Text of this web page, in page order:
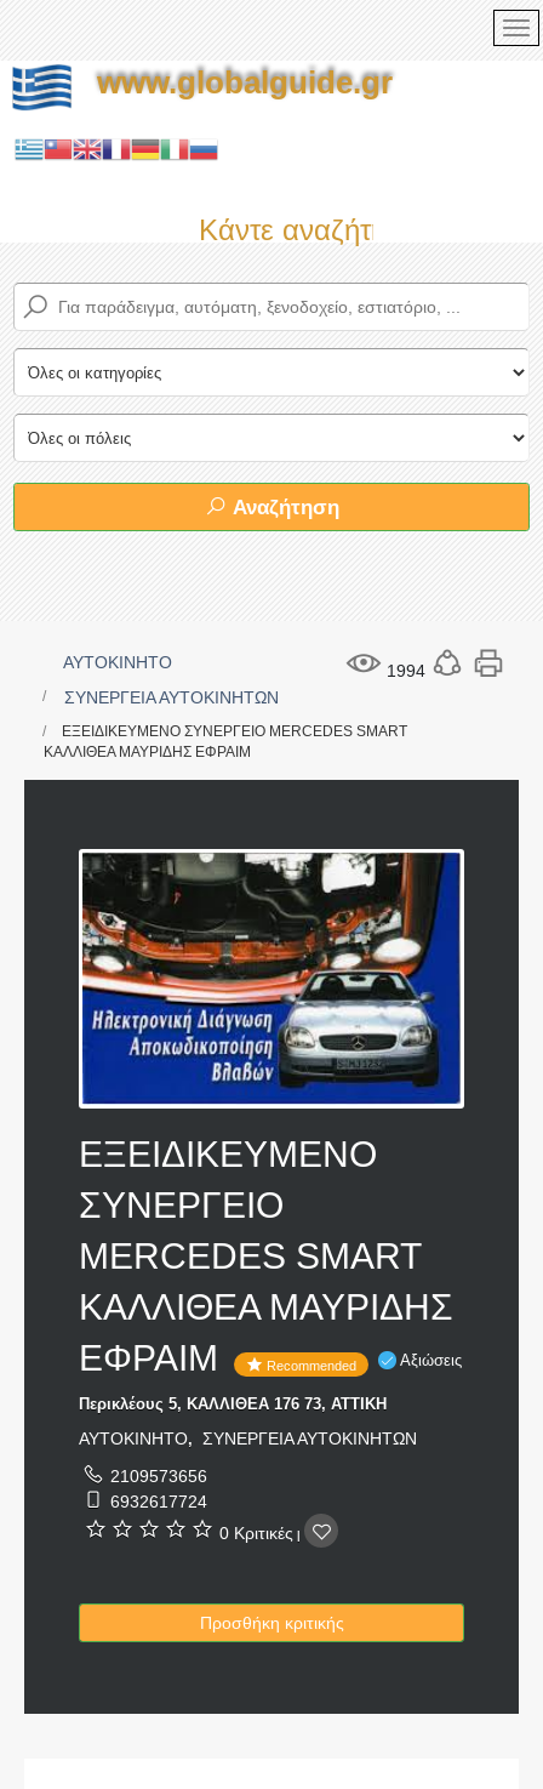
www.globalguide.gr
Κάντε αναζήτηση τώρα
Αναζήτηση
1994
ΑΥΤΟΚΙΝΗΤΟ
ΣΥΝΕΡΓΕΙΑ ΑΥΤΟΚΙΝΗΤΩΝ
ΕΞΕΙΔΙΚΕΥΜΕΝΟ ΣΥΝΕΡΓΕΙΟ MERCEDES SMART
ΚΑΛΛΙΘΕΑ ΜΑΥΡΙΔΗΣ ΕΦΡΑΙΜ
ΕΞΕΙΔΙΚΕΥΜΕΝΟ
ΣΥΝΕΡΓΕΙΟ
MERCEDES SMART
ΚΑΛΛΙΘΕΑ ΜΑΥΡΙΔΗΣ
ΕΦΡΑΙΜ
Recommended Αξιώσεις
Περικλέους 5, ΚΑΛΛΙΘΕΑ 176 73, ΑΤΤΙΚΗ
ΑΥΤΟΚΙΝΗΤΟ, ΣΥΝΕΡΓΕΙΑ ΑΥΤΟΚΙΝΗΤΩΝ
2109573656
6932617724
0 Κριτικές
Προσθήκη κριτικής